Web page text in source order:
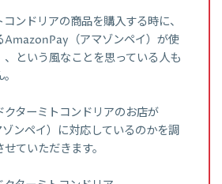
ンドリアの商品を購入する時に、
AmazonPay（アマゾンペイ）が使
、という風なことを思っている人も
クターミトコンドリアのお店が
ンペイ）に対応しているのかを調
ていただきます。